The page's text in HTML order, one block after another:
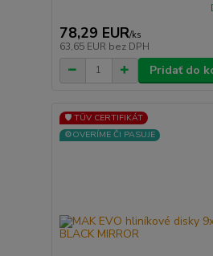
78,29 EUR/ks
63,65 EUR bez DPH
Pridať do
🛡️ TÜV CERTIFIKÁT
⚙️OVERÍME ČI PASUJE